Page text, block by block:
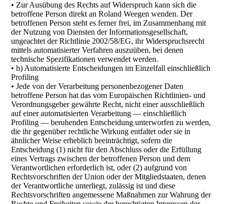
• Zur Ausübung des Rechts auf Widerspruch kann sich die
betroffene Person direkt an Roland Weegen wenden. Der
betroffenen Person steht es ferner frei, im Zusammenhang mit
der Nutzung von Diensten der Informationsgesellschaft,
ungeachtet der Richtlinie 2002/58/EG, ihr Widerspruchsrecht
mittels automatisierter Verfahren auszuüben, bei denen
technische Spezifikationen verwendet werden.
• h) Automatisierte Entscheidungen im Einzelfall einschließlich
Profiling
• Jede von der Verarbeitung personenbezogener Daten
betroffene Person hat das vom Europäischen Richtlinien- und
Verordnungsgeber gewährte Recht, nicht einer ausschließlich
auf einer automatisierten Verarbeitung — einschließlich
Profiling — beruhenden Entscheidung unterworfen zu werden,
die ihr gegenüber rechtliche Wirkung entfaltet oder sie in
ähnlicher Weise erheblich beeinträchtigt, sofern die
Entscheidung (1) nicht für den Abschluss oder die Erfüllung
eines Vertrags zwischen der betroffenen Person und dem
Verantwortlichen erforderlich ist, oder (2) aufgrund von
Rechtsvorschriften der Union oder der Mitgliedstaaten, denen
der Verantwortliche unterliegt, zulässig ist und diese
Rechtsvorschriften angemessene Maßnahmen zur Wahrung der